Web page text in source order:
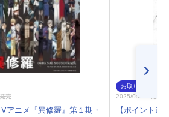
売
アニメ『異修羅』第１期・
お取り寄せ
2025/05/28 発売
【ポイント還